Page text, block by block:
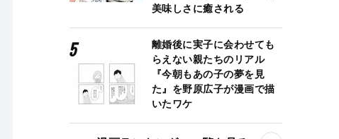
美味しさに癒される
離婚後に実子に会わせても
らえない親たちのリアル
『今朝もあの子の夢を見
た』を野原広子が漫画で描
いたワケ